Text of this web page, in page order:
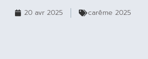
20 avr 2025 carême 2025